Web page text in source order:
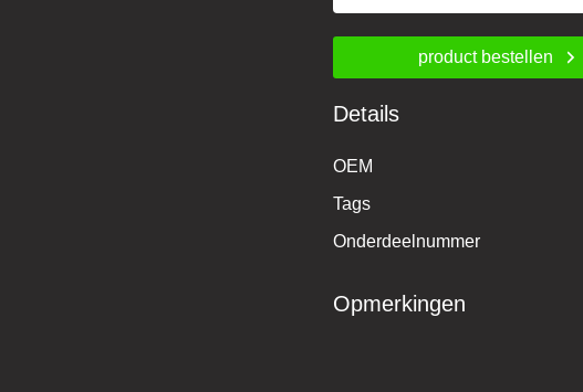
product bestellen
Details
OEM
Tags
Onderdeelnummer
Opmerkingen